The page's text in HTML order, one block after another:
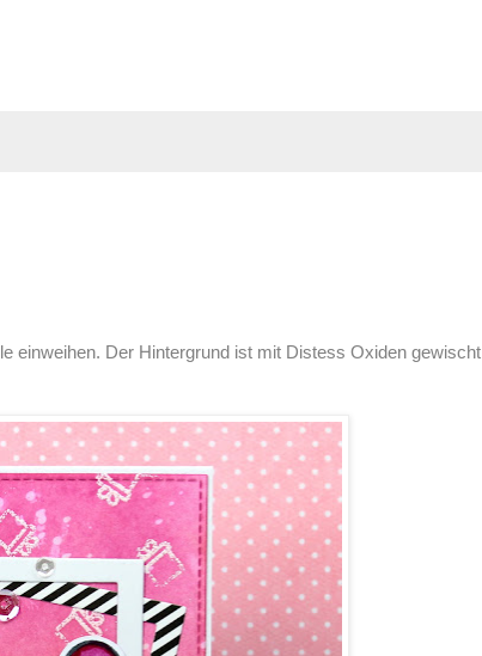
einweihen. Der Hintergrund ist mit Distess Oxiden gewischt